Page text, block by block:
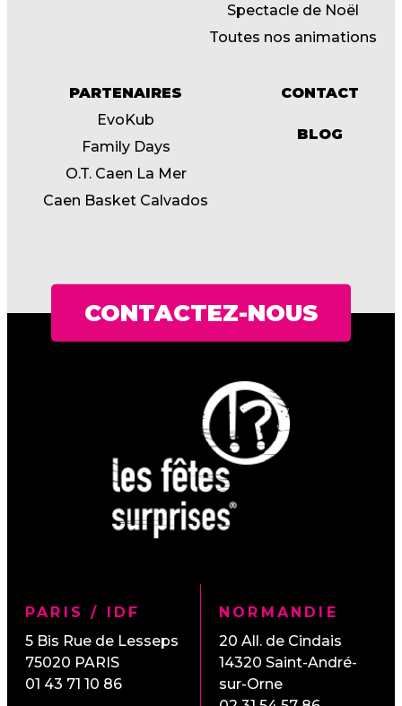
Spectacle de Noël
Toutes nos animations
PARTENAIRES
EvoKub
Family Days
O.T. Caen La Mer
Caen Basket Calvados
CONTACT
BLOG
CONTACTEZ-NOUS
PARIS / IDF
5 Bis Rue de Lesseps
75020 PARIS
01 43 71 10 86
NORMANDIE
20 All. de Cindais
14320 Saint-André-
sur-Orne